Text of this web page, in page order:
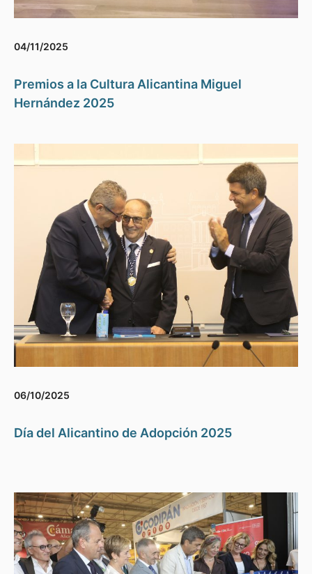
04/11/2025
Premios a la Cultura Alicantina Miguel
Hernández 2025
06/10/2025
Día del Alicantino de Adopción 2025